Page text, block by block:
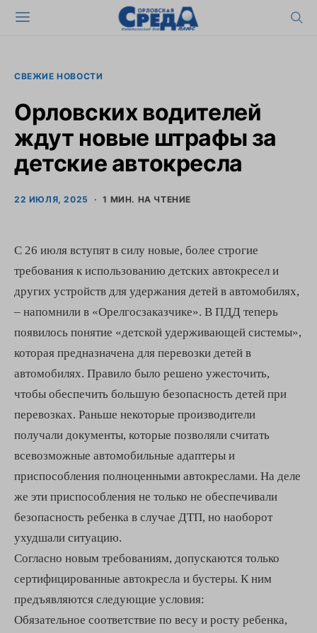
СВЕЖИЕ НОВОСТИ
Орловских водителей
ждут новые штрафы за
детские автокресла
22 ИЮЛЯ, 2025 1 МИН. НА ЧТЕНИЕ
С 26 июля вступят в силу новые, более строгие
требования к использованию детских автокресел и
других устройств для удержания детей в автомобилях,
– напомнили в «Орелгосзаказчике». В ПДД теперь
появилось понятие «детской удерживающей системы»,
которая предназначена для перевозки детей в
автомобилях. Правило было решено ужесточить,
чтобы обеспечить большую безопасность детей при
перевозках. Раньше некоторые производители
получали документы, которые позволяли считать
всевозможные автомобильные адаптеры и
приспособления полноценными автокреслами. На деле
же эти приспособления не только не обеспечивали
безопасность ребенка в случае ДТП, но наоборот
ухудшали ситуацию.
Согласно новым требованиям, допускаются только
сертифицированные автокресла и бустеры. К ним
предъявляются следующие условия:
Обязательное соответствие по весу и росту ребенка,